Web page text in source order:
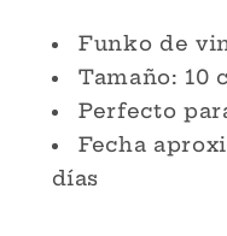
Funko
Pop!
Pop!
Funko de
Tamaño: 10
Perfecto
Fecha
días